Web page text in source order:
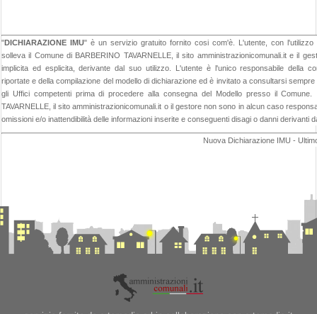
"DICHIARAZIONE IMU" è un servizio gratuito fornito cosi com'è. L'utente, con l'utilizzo
solleva il Comune di BARBERINO TAVARNELLE, il sito amministrazionicomunali.it e il
implicita ed esplicita, derivante dal suo utilizzo. L'utente è l'unico responsabile della
riportate e della compilazione del modello di dichiarazione ed è invitato a consultarsi
gli Uffici competenti prima di procedere alla consegna del Modello presso il Comune.
TAVARNELLE, il sito amministrazionicomunali.it o il gestore non sono in alcun caso
omissioni e/o inattendibilità delle informazioni inserite e conseguenti disagi o danni derivanti
Nuova Dichiarazione IMU -